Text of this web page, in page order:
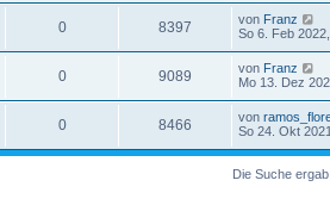
0 8397 von Franz
So 6. Feb
0 9089 von Franz
Mo 13. Dez
0 8466 von
So 24. Okt
Die Suche